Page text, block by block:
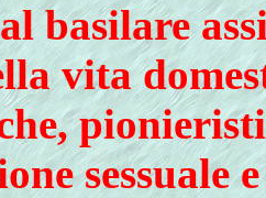
basilare
vita
sessuale